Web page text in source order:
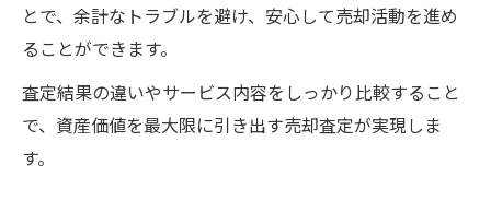
とで、余計なトラブルを避け、安心して売却活動を進め
ることができます。
査定結果の違いやサービス内容をしっかり比較すること
で、資産価値を最大限に引き出す売却査定が実現しま
す。